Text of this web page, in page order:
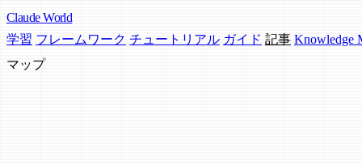
Claude World
学習 フレームワーク チュートリアル ガイド 記事 Knowledge
マップ